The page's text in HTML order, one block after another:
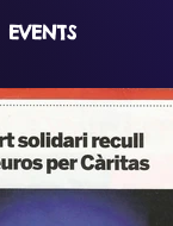
EVENTS